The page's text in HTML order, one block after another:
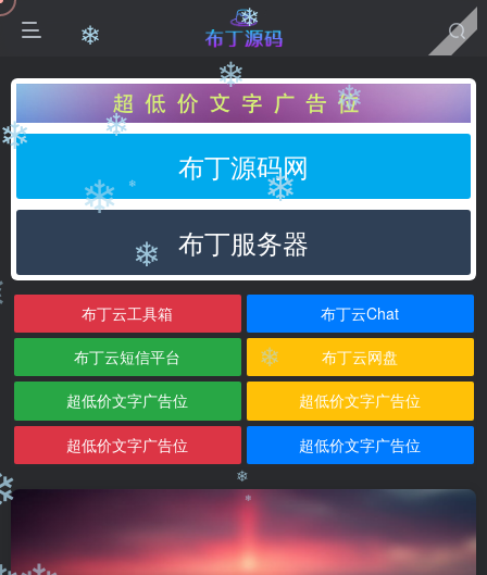
布丁源码网
布丁服务器
布丁云工具箱 布丁云Chat
布丁云短信平台 布丁云网盘
超低价文字广告位 超低价文字广告位
超低价文字广告位 超低价文字广告位
❄
❄
❄
❄ ❄
❄
❄
❄